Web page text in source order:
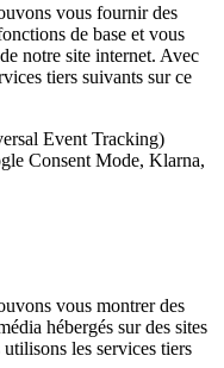
vous fournir des
de base et vous
notre site internet. Avec
tiers suivants sur ce
Event Tracking)
Consent Mode, Klarna,
vous montrer des
hébergés sur des sites
les services tiers